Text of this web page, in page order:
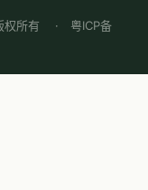
权所有 · 粤ICP备